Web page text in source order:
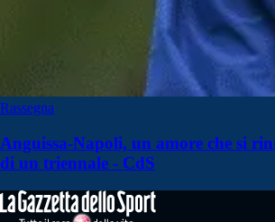
Rassegna
Anguissa-Napoli, un amore che si
di un triennale - CdS